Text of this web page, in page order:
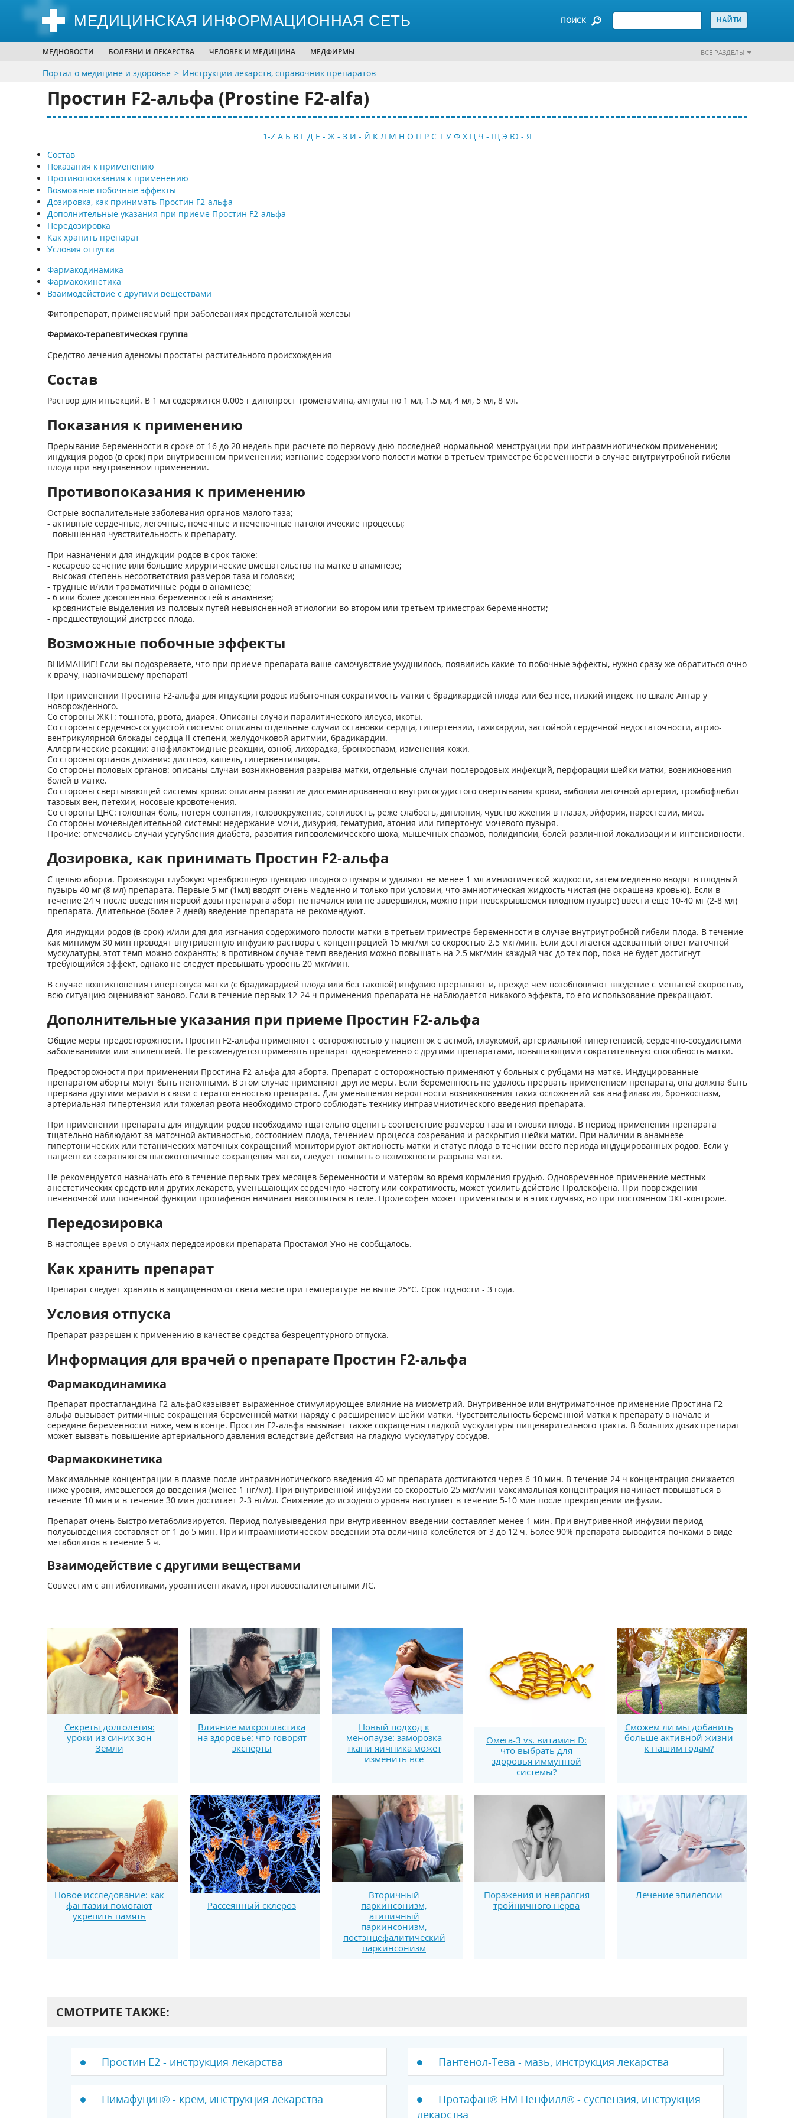
МЕДИЦИНСКАЯ ИНФОРМАЦИОННАЯ СЕТЬ ПОИСК
МЕДНОВОСТИ БОЛЕЗНИ И ЛЕКАРСТВА ЧЕЛОВЕК И МЕДИЦИНА МЕДФИРМЫ ВСЕ РАЗДЕЛЫ
Портал о медицине и здоровье Инструкции лекарств, справочник препаратов
Простин F2-альфа (Prostine F2-alfa)
1-Z А Б В Г Д Е - Ж - З И - Й К Л М Н О П Р С Т У Ф Х Ц Ч - Щ Э Ю - Я
Состав
Показания к применению
Противопоказания к применению
Возможные побочные эффекты
Дозировка, как принимать Простин F2-альфа
Дополнительные указания при приеме Простин F2-альфа
Передозировка
Как хранить препарат
Условия отпуска
Фармакодинамика
Фармакокинетика
Взаимодействие с другими веществами
Фитопрепарат, применяемый при заболеваниях предстательной железы
Фармако-терапевтическая группа
Средство лечения аденомы простаты растительного происхождения
Состав
Раствор для инъекций. В 1 мл содержится 0.005 г динопрост трометамина, ампулы по 1 мл, 1.5 мл, 4 мл, 5 мл, 8 мл.
Показания к применению
Прерывание беременности в сроке от 16 до 20 недель при расчете по первому дню последней нормальной менструации при интраамниотическом применении;
индукция родов (в срок) при внутривенном применении; изгнание содержимого полости матки в третьем триместре беременности в случае внутриутробной гибели
плода при внутривенном применении.
Противопоказания к применению
Острые воспалительные заболевания органов малого таза;
- активные сердечные, легочные, почечные и печеночные патологические процессы;
- повышенная чувствительность к препарату.
При назначении для индукции родов в срок также:
- кесарево сечение или большие хирургические вмешательства на матке в анамнезе;
- высокая степень несоответствия размеров таза и головки;
- трудные и/или травматичные роды в анамнезе;
- 6 или более доношенных беременностей в анамнезе;
- кровянистые выделения из половых путей невыясненной этиологии во втором или третьем триместрах беременности;
- предшествующий дистресс плода.
Возможные побочные эффекты
ВНИМАНИЕ! Если вы подозреваете, что при приеме препарата ваше самочувствие ухудшилось, появились какие-то побочные эффекты, нужно сразу же обратиться очно
к врачу, назначившему препарат!
При применении Простина F2-альфа для индукции родов: избыточная сократимость матки с брадикардией плода или без нее, низкий индекс по шкале Апгар у
новорожденного.
Со стороны ЖКТ: тошнота, рвота, диарея. Описаны случаи паралитического илеуса, икоты.
Со стороны сердечно-сосудистой системы: описаны отдельные случаи остановки сердца, гипертензии, тахикардии, застойной сердечной недостаточности, атрио-
вентрикулярной блокады сердца II степени, желудочковой аритмии, брадикардии.
Аллергические реакции: анафилактоидные реакции, озноб, лихорадка, бронхоспазм, изменения кожи.
Со стороны органов дыхания: диспноэ, кашель, гипервентиляция.
Со стороны половых органов: описаны случаи возникновения разрыва матки, отдельные случаи послеродовых инфекций, перфорации шейки матки, возникновения
болей в матке.
Со стороны свертывающей системы крови: описаны развитие диссеминированного внутрисосудистого свертывания крови, эмболии легочной артерии, тромбофлебит
тазовых вен, петехии, носовые кровотечения.
Со стороны ЦНС: головная боль, потеря сознания, головокружение, сонливость, реже слабость, диплопия, чувство жжения в глазах, эйфория, парестезии, миоз.
Со стороны мочевыделительной системы: недержание мочи, дизурия, гематурия, атония или гипертонус мочевого пузыря.
Прочие: отмечались случаи усугубления диабета, развития гиповолемического шока, мышечных спазмов, полидипсии, болей различной локализации и интенсивности.
Дозировка, как принимать Простин F2-альфа
С целью аборта. Производят глубокую чрезбрюшную пункцию плодного пузыря и удаляют не менее 1 мл амниотической жидкости, затем медленно вводят в плодный
пузырь 40 мг (8 мл) препарата. Первые 5 мг (1мл) вводят очень медленно и только при условии, что амниотическая жидкость чистая (не окрашена кровью). Если в
течение 24 ч после введения первой дозы препарата аборт не начался или не завершился, можно (при невскрывшемся плодном пузыре) ввести еще 10-40 мг (2-8 мл)
препарата. Длительное (более 2 дней) введение препарата не рекомендуют.
Для индукции родов (в срок) и/или для для изгнания содержимого полости матки в третьем триместре беременности в случае внутриутробной гибели плода. В течение
как минимум 30 мин проводят внутривенную инфузию раствора с концентрацией 15 мкг/мл со скоростью 2.5 мкг/мин. Если достигается адекватный ответ маточной
мускулатуры, этот темп можно сохранять; в противном случае темп введения можно повышать на 2.5 мкг/мин каждый час до тех пор, пока не будет достигнут
требующийся эффект, однако не следует превышать уровень 20 мкг/мин.
В случае возникновения гипертонуса матки (с брадикардией плода или без таковой) инфузию прерывают и, прежде чем возобновляют введение с меньшей скоростью,
всю ситуацию оценивают заново. Если в течение первых 12-24 ч применения препарата не наблюдается никакого эффекта, то его использование прекращают.
Дополнительные указания при приеме Простин F2-альфа
Общие меры предосторожности. Простин F2-альфа применяют с осторожностью у пациенток с астмой, глаукомой, артериальной гипертензией, сердечно-сосудистыми
заболеваниями или эпилепсией. Не рекомендуется применять препарат одновременно с другими препаратами, повышающими сократительную способность матки.
Предосторожности при применении Простина F2-альфа для аборта. Препарат с осторожностью применяют у больных с рубцами на матке. Индуцированные
препаратом аборты могут быть неполными. В этом случае применяют другие меры. Если беременность не удалось прервать применением препарата, она должна быть
прервана другими мерами в связи с тератогенностью препарата. Для уменьшения вероятности возникновения таких осложнений как анафилаксия, бронхоспазм,
артериальная гипертензия или тяжелая рвота необходимо строго соблюдать технику интраамниотического введения препарата.
При применении препарата для индукции родов необходимо тщательно оценить соответствие размеров таза и головки плода. В период применения препарата
тщательно наблюдают за маточной активностью, состоянием плода, течением процесса созревания и раскрытия шейки матки. При наличии в анамнезе
гипертонических или тетанических маточных сокращений мониторируют активность матки и статус плода в течении всего периода индуцированных родов. Если у
пациентки сохраняются высокотоничные сокращения матки, следует помнить о возможности разрыва матки.
Не рекомендуется назначать его в течение первых трех месяцев беременности и матерям во время кормления грудью. Одновременное применение местных
анестетических средств или других лекарств, уменьшающих сердечную частоту или сократимость, может усилить действие Пролекофена. При повреждении
печеночной или почечной функции пропафенон начинает накопляться в теле. Пролекофен может применяться и в этих случаях, но при постоянном ЭКГ-контроле.
Передозировка
В настоящее время о случаях передозировки препарата Простамол Уно не сообщалось.
Как хранить препарат
Препарат следует хранить в защищенном от света месте при температуре не выше 25°С. Срок годности - 3 года.
Условия отпуска
Препарат разрешен к применению в качестве средства безрецептурного отпуска.
Информация для врачей о препарате Простин F2-альфа
Фармакодинамика
Препарат простагландина F2-альфаОказывает выраженное стимулирующее влияние на миометрий. Внутривенное или внутриматочное применение Простина F2-
альфа вызывает ритмичные сокращения беременной матки наряду с расширением шейки матки. Чувствительность беременной матки к препарату в начале и
середине беременности ниже, чем в конце. Простин F2-альфа вызывает также сокращения гладкой мускулатуры пищеварительного тракта. В больших дозах препарат
может вызвать повышение артериального давления вследствие действия на гладкую мускулатуру сосудов.
Фармакокинетика
Максимальные концентрации в плазме после интраамниотического введения 40 мг препарата достигаются через 6-10 мин. В течение 24 ч концентрация снижается
ниже уровня, имевшегося до введения (менее 1 нг/мл). При внутривенной инфузии со скоростью 25 мкг/мин максимальная концентрация начинает повышаться в
течение 10 мин и в течение 30 мин достигает 2-3 нг/мл. Снижение до исходного уровня наступает в течение 5-10 мин после прекращении инфузии.
Препарат очень быстро метаболизируется. Период полувыведения при внутривенном введении составляет менее 1 мин. При внутривенной инфузии период
полувыведения составляет от 1 до 5 мин. При интраамниотическом введении эта величина колеблется от 3 до 12 ч. Более 90% препарата выводится почками в виде
метаболитов в течение 5 ч.
Взаимодействие с другими веществами
Совместим с антибиотиками, уроантисептиками, противовоспалительными ЛС.
Секреты долголетия:
уроки из синих зон
Земли
Влияние микропластика
на здоровье: что говорят
эксперты
Новый подход к
менопаузе: заморозка
ткани яичника может
изменить все
Омега-3 vs. витамин D:
что выбрать для
здоровья иммунной
системы?
Сможем ли мы добавить
больше активной жизни
к нашим годам?
Новое исследование: как
фантазии помогают
укрепить память
Рассеянный склероз
Вторичный
паркинсонизм,
атипичный
паркинсонизм,
постэнцефалитический
паркинсонизм
Поражения и невралгия
тройничного нерва
Лечение эпилепсии
СМОТРИТЕ ТАКЖЕ:
Простин E2 - инструкция лекарства Пантенол-Тева - мазь, инструкция лекарства
Пимафуцин® - крем, инструкция лекарства
Протафан® HM Пенфилл® - суспензия, инструкция
лекарства